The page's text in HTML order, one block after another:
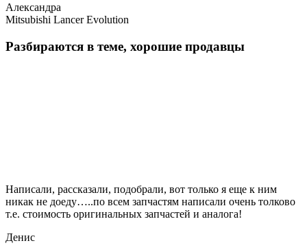
Александра
Mitsubishi Lancer Evolution
Разбираются в теме, хорошие продавцы
Написали, рассказали, подобрали, вот только я еще к ним
никак не доеду…..по всем запчастям написали очень толково
т.е. стоимость оригинальных запчастей и аналога!
Денис